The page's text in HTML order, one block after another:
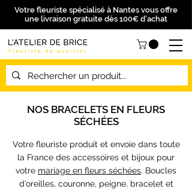
Votre fleuriste spécialisé à Nantes vous offre
une livraison gratuite dès 100€ d'achat
NOS BRACELETS EN FLEURS
SÉCHÉES
Votre fleuriste produit et envoie dans toute
la France des accessoires et bijoux pour
votre mariage en fleurs séchées. Boucles
d’oreilles, couronne, peigne, bracelet et